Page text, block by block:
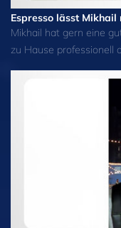
Espresso lässt
Mikhail hat gern eine
zu Hause professionell